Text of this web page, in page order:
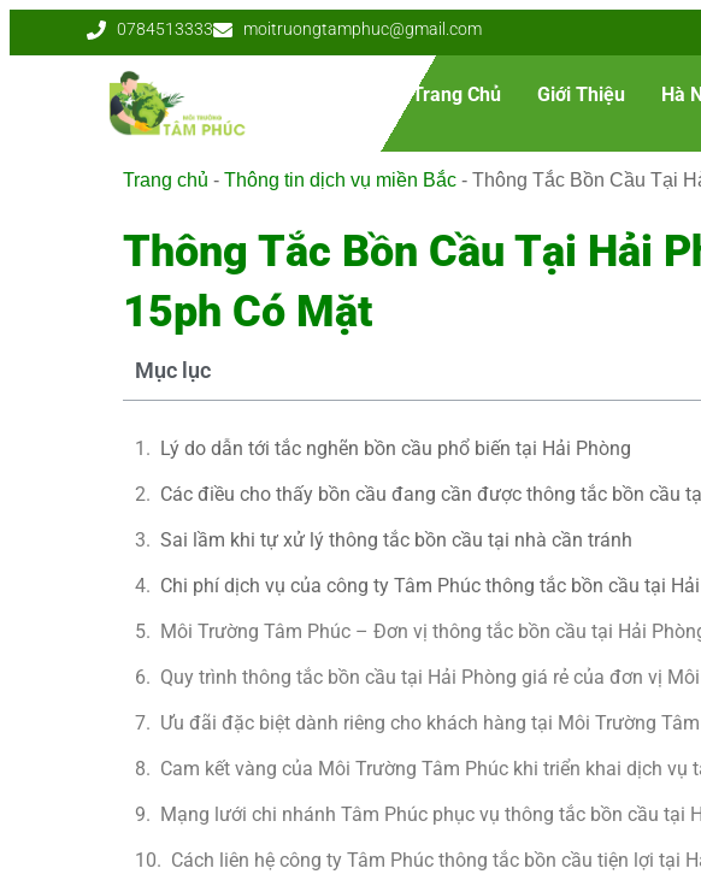
0784513333 moitruongtamphuc@gmail.com
Trang Chủ Giới Thiệu Hà
Trang chủ - Thông tin dịch vụ miền Bắc - Thông Tắc Bồn Cầu Tại
Thông Tắc Bồn Cầu Tại Hải
15ph Có Mặt
Mục lục
Lý do dẫn tới tắc nghẽn bồn cầu phổ biến tại Hải Phòng
Các điều cho thấy bồn cầu đang cần được thông tắc bồn cầu
Sai lầm khi tự xử lý thông tắc bồn cầu tại nhà cần tránh
Chi phí dịch vụ của công ty Tâm Phúc thông tắc bồn cầu tại
Môi Trường Tâm Phúc – Đơn vị thông tắc bồn cầu tại Hải
Quy trình thông tắc bồn cầu tại Hải Phòng giá rẻ của đơn vị
Ưu đãi đặc biệt dành riêng cho khách hàng tại Môi Trường
Cam kết vàng của Môi Trường Tâm Phúc khi triển khai dịch vụ
Mạng lưới chi nhánh Tâm Phúc phục vụ thông tắc bồn cầu tại
Cách liên hệ công ty Tâm Phúc thông tắc bồn cầu tiện lợi tại